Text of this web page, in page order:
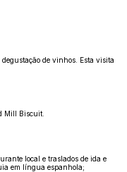
de vinhos. Esta visita
Mill Biscuit.
local e traslados de ida e
em língua espanhola;